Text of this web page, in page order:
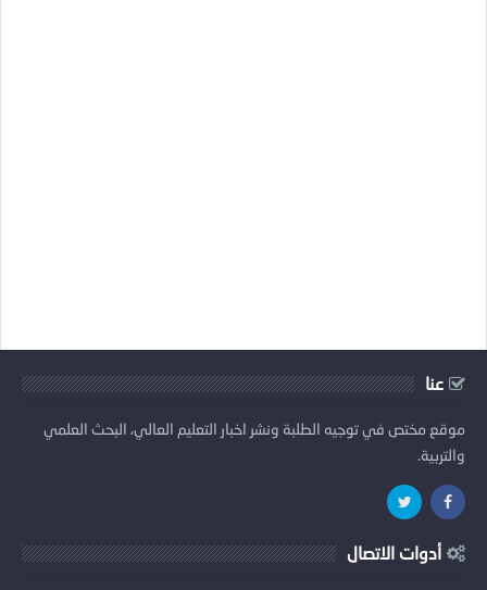
عنا
موقع مختص في توجيه الطلبة ونشر اخبار التعليم العالي، البحث العلمي
والتربية.
أدوات الاتصال